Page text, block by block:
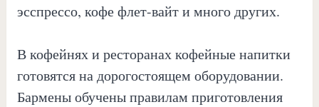
эсспрессо, кофе флет-вайт и много других.
В кофейнях и ресторанах кофейные напитки
готовятся на дорогостоящем оборудовании.
Бармены обучены правилам приготовления